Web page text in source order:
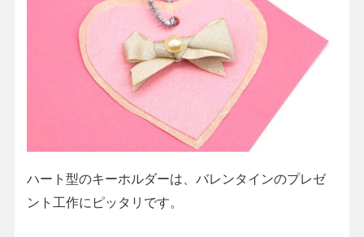
ハート型のキーホルダーは、バレンタインのプレゼ
ント工作にピッタリです。